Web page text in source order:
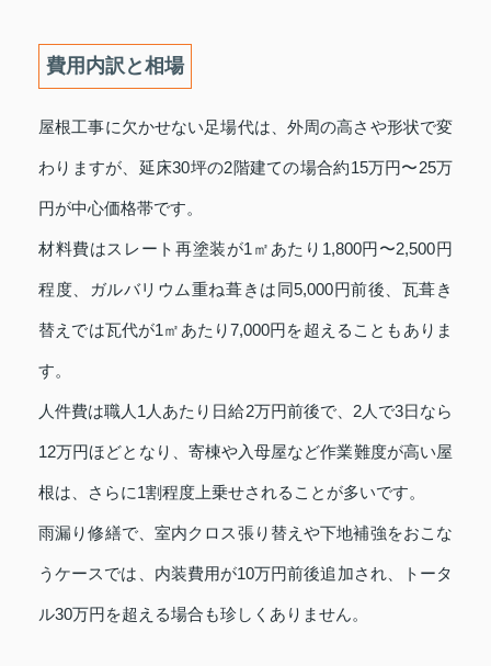
費用内訳と相場
屋根工事に欠かせない足場代は、外周の高さや形状で変
わりますが、延床30坪の2階建ての場合約15万円〜25万
円が中心価格帯です。
材料費はスレート再塗装が1㎡あたり1,800円〜2,500円
程度、ガルバリウム重ね葺きは同5,000円前後、瓦葺き
替えでは瓦代が1㎡あたり7,000円を超えることもありま
す。
人件費は職人1人あたり日給2万円前後で、2人で3日なら
12万円ほどとなり、寄棟や入母屋など作業難度が高い屋
根は、さらに1割程度上乗せされることが多いです。
雨漏り修繕で、室内クロス張り替えや下地補強をおこな
うケースでは、内装費用が10万円前後追加され、トータ
ル30万円を超える場合も珍しくありません。